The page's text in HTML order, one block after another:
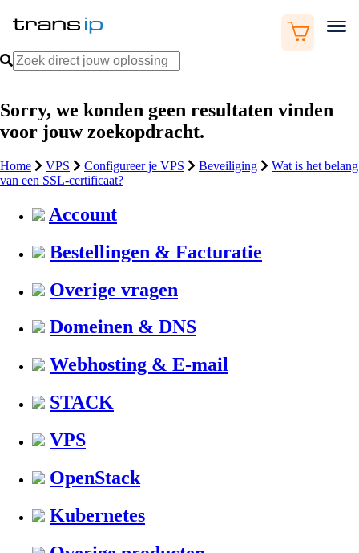
Sorry, we konden geen resultaten vinden
voor jouw zoekopdracht.
Home VPS Configureer je VPS Beveiliging
Wat is het belang
van een SSL-certificaat?
Account
Bestellingen & Facturatie
Overige vragen
Domeinen & DNS
Webhosting & E-mail
STACK
VPS
OpenStack
Kubernetes